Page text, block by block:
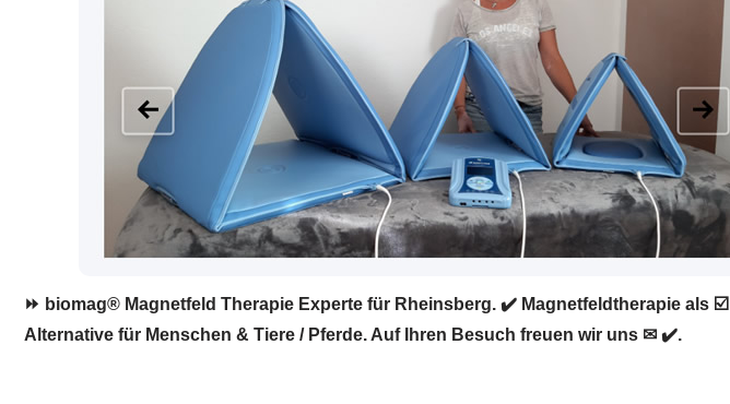
⏩ biomag® Magnetfeld Therapie Experte für Rheinsberg. ✔️ Magnetfeldtherapie als
Alternative für Menschen & Tiere / Pferde. Auf Ihren Besuch freuen wir uns ✉ ✔️.